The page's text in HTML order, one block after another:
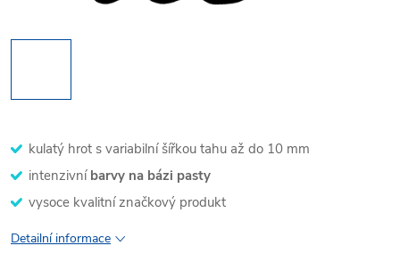
kulatý hrot s variabilní šířkou tahu až do 10 mm
intenzivní barvy na bázi pasty
vysoce kvalitní značkový produkt
Detailní informace